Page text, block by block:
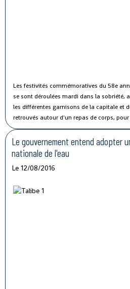
Les festivités commémoratives du 58e
se sont déroulées mardi dans la sobriété,
les différentes garnisons de la capitale et
retrouvés autour d'un repas de corps,
Le gouvernement entend adopter
nationale de l'eau
Le 12/08/2016